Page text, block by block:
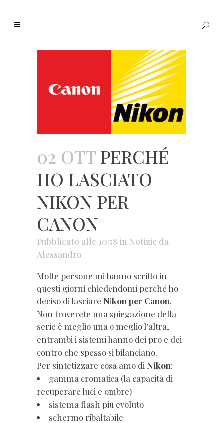
02 OTT PERCHÉ
HO LASCIATO
NIKON PER
CANON
Pubblicato alle 10:58 in Notizie da
Alessandro
Molte persone mi hanno scritto in
questi giorni chiedendomi perché ho
deciso di lasciare Nikon per Canon.
Non troverete una spiegazione della
serie è meglio una o meglio l’altra,
entrambi i sistemi hanno dei pro e dei
contro che spesso si bilanciano.
Per sintetizzare cosa amo di Nikon:
gamma cromatica (la capacità di
recuperare luci e ombre)
sistema flash più evoluto
schermo ribaltabile